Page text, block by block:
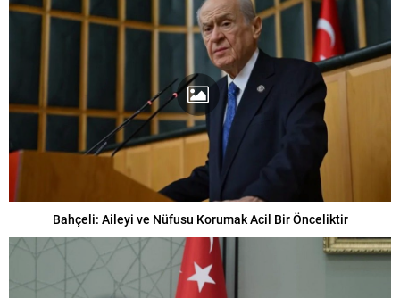
Bahçeli: Aileyi ve Nüfusu Korumak Acil Bir Önceliktir